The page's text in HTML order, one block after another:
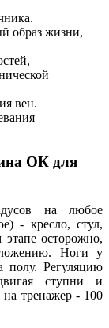
образ жизни,
вен.
ОК для
на любое
- кресло, стул,
этапе осторожно,
Ноги у
полу. Регуляцию
ступни и
на тренажер - 100